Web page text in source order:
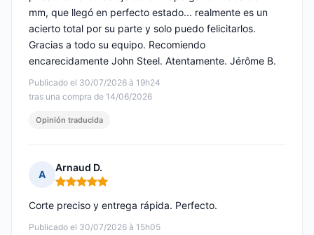
Publicado el 30/07/2026 à 19h24
tras una compra de 14/06/2026
mm, que llegó en perfecto estado... realmente es un
acierto total por su parte y solo puedo felicitarlos.
Gracias a todo su equipo. Recomiendo
encarecidamente John Steel. Atentamente. Jérôme B.
Opinión traducida
A
Arnaud D.
Nota: 5 de 5
Publicado el 30/07/2026 à 15h05
Corte preciso y entrega rápida. Perfecto.